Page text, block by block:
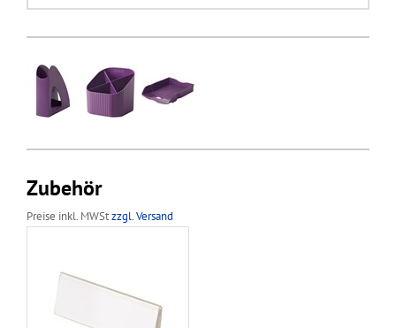
Zubehör
Preise inkl. MWStzzgl. Versand